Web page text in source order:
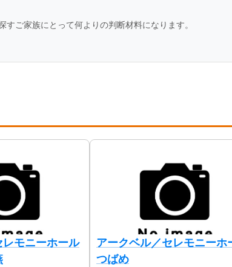
ご家族にとって何よりの判断材料になります。
モニーホール
アークベル／セレモニーホ
つばめ